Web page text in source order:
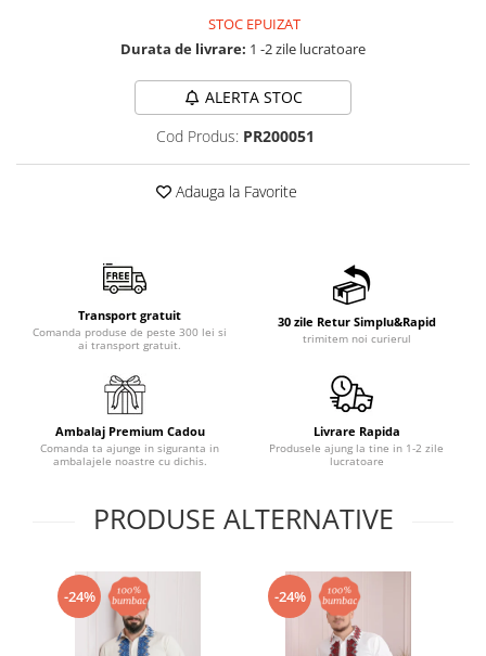
STOC EPUIZAT
Durata de livrare: 1 -2 zile lucratoare
ALERTA STOC
Cod Produs: PR200051
Adauga la Favorite
Transport gratuit
Comanda produse de peste 300 lei si
ai transport gratuit.
30 zile Retur Simplu&Rapid
trimitem noi curierul
Ambalaj Premium Cadou
Comanda ta ajunge in siguranta in
ambalajele noastre cu dichis.
Livrare Rapida
Produsele ajung la tine in 1-2 zile
lucratoare
PRODUSE ALTERNATIVE
-24% -24%